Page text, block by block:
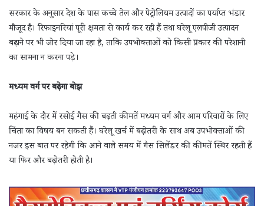
सरकार के अनुसार देश के पास कच्चे तेल और पेट्रोलियम उत्पादों का पर्याप्त भंडार
मौजूद है। रिफाइनरियां पूरी क्षमता से कार्य कर रही हैं तथा घरेलू एलपीजी उत्पादन
बढ़ाने पर भी जोर दिया जा रहा है, ताकि उपभोक्ताओं को किसी प्रकार की परेशानी
का सामना न करना पड़े।
मध्यम वर्ग पर बढ़ेगा बोझ
महंगाई के दौर में रसोई गैस की बढ़ती कीमतें मध्यम वर्ग और आम परिवारों के लिए
चिंता का विषय बन सकती हैं। घरेलू खर्च में बढ़ोतरी के साथ अब उपभोक्ताओं की
नजर इस बात पर रहेगी कि आने वाले समय में गैस सिलेंडर की कीमतें स्थिर रहती हैं
या फिर और बढ़ोतरी होती है।